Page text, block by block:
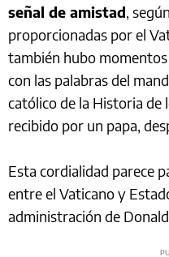
señal de amistad,
proporcionadas por el
también hubo
con las palabras del
católico de la Historia de
recibido por un papa,
Esta cordialidad parece
entre el Vaticano y
administración de